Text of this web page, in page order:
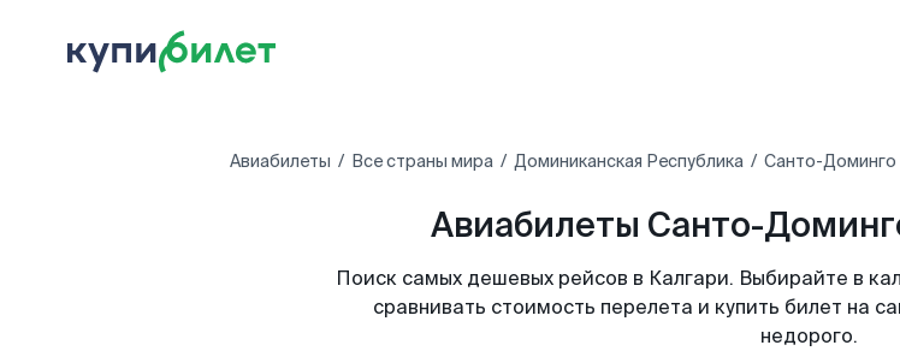
Авиабилеты Все страны мира Доминиканская Республика Санто-Доминго
Авиабилеты Санто-
Поиск самых дешевых рейсов в Калгари. Выбирайте в
сравнивать стоимость перелета и купить билет на
недорого.